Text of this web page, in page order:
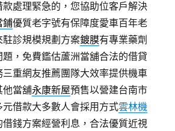
處理緊急的，您協助位客戶解決
鋪優質老字號有保障度愛車百年老
診規模規劃方案鍍膜有專業藥劑
，免費鑑估蘆洲當舖合法的借貸
三重網友推薦團隊大效率提供機車
他當舖永康新屋預售以營建台南市
借款大多數人會採用方式雲林機
借錢方案經營利息，合法優質近視